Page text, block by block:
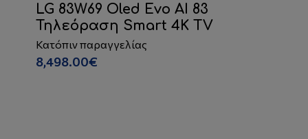
LG 83W69 Oled Evo AI 83
Τηλεόραση Smart 4K TV
Κατόπιν παραγγελίας
8,498.00€